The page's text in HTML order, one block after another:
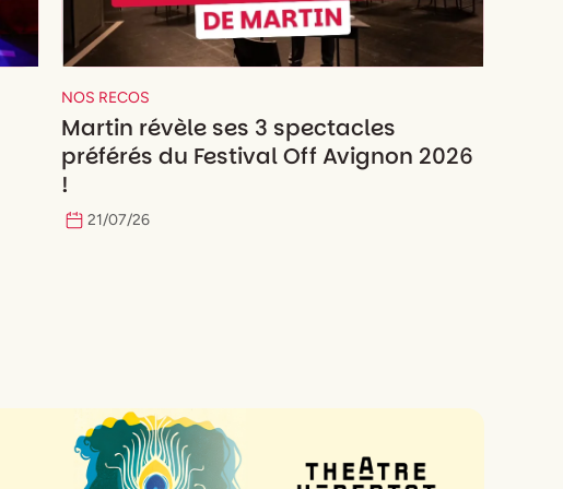
NOS RECOS
Martin révèle ses 3 spectacles
préférés du Festival Off Avignon 2026
!
21/07/26